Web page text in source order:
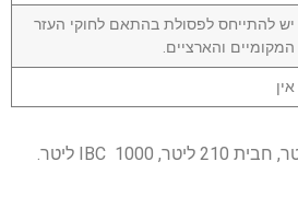
יש להתייחס לפסולת בהתאם לחוקי העזר
המקומיים והארציים.
אין